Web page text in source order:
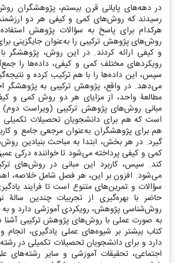
در دهه‌های پایانی قرن بیستم، پژوهشگران
رسیدند که روش‌های کمی و کیفی هر دو
هرکدام برای پاسخ به سؤالات پژوهش
روش‌های پژوهش ترکیبی را به‌عنوان جایگزینی
و کیفی ارائه کردند. در این روش، پژوهشگر
رویکردهای مختلف کمی و کیفی، داده‌ها را
سپس، این داده‌ها را با هم ترکیب کرده و
می‌دهد. در واقع، پژوهش ترکیبی به پژوهشگر
مطالعۀ واحد، از مزایای هر دو روش کمی و
مبانی روش‌های پژوهش ترکیبی (ویراست دوم)
است که هم برای دانشجویان تحصیلات تکمیلی
هم برای پژوهشگران به‌عنوان مرجعی جامع و
گیرد. در هر بخش، ابتدا به مباحث بنیادین
کمی و کیفی پرداخته می‌شود تا خواننده درکی
کند. سپس، کاربرد این مبانی در روش‌های
می‌شود. افزون بر این، هر فصل شامل خلاصه،
سؤالات و تمرین‌های متنوع است تا فرایند
حاضر با بهره‌گیری از تجربیات چندین سالۀ
روش‌شناسی پژوهش، رویکردی آموزشی دارد و به
به صورت عملی با روش‌های پژوهش ترکیبی
کتاب بیشتر بر شیوه‌های عملی یادگیری، انجام
دارد و برای دانشجویان تحصیلات تکمیلی در
اجتماعی، تحقیقات آموزشی و سایر رشته‌های